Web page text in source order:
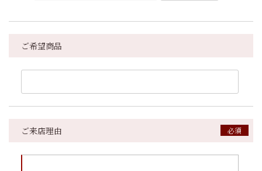
ご希望商品
ご来店理由